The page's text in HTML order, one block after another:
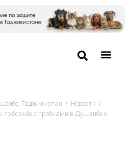
Таджикистан / Новости /
борьбе с пробками в Душанбе и